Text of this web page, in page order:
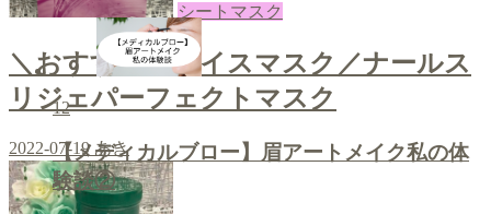
シートマスク
＼おすすめフェイスマスク／ナールス
リジェパーフェクトマスク
2022-07-19 あき
12
【メディカルブロー】眉アートメイク私の体
験談②